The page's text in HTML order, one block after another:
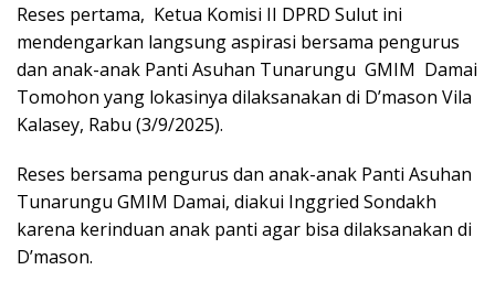
Reses pertama, Ketua Komisi II DPRD Sulut ini
mendengarkan langsung aspirasi bersama pengurus
dan anak-anak Panti Asuhan Tunarungu GMIM Damai
Tomohon yang lokasinya dilaksanakan di D’mason Vila
Kalasey, Rabu (3/9/2025).
Reses bersama pengurus dan anak-anak Panti Asuhan
Tunarungu GMIM Damai, diakui Inggried Sondakh
karena kerinduan anak panti agar bisa dilaksanakan di
D’mason.